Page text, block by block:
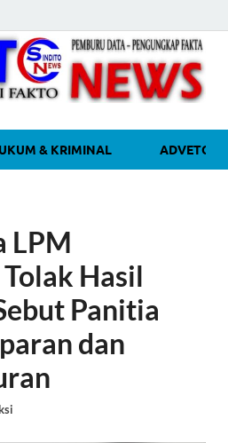
Media Independen Faktual dan
Terpercaya
& KRIMINAL
LPM
Hasil
Panitia
dan